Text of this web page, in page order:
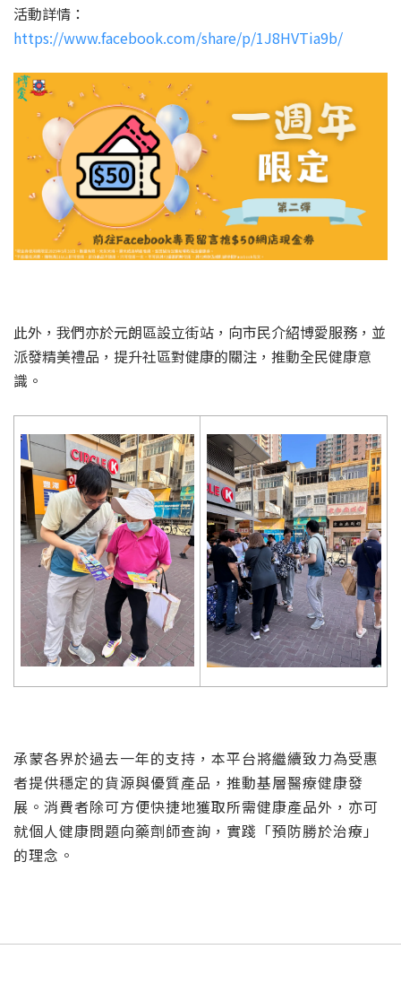
活動詳情：
https://www.facebook.com/share/p/1J8HVTia9b/
此外，我們亦於元朗區設立街站，向市民介紹博愛服務，並
派發精美禮品，提升社區對健康的關注，推動全民健康意
識。
承蒙各界於過去一年的支持，本平台將繼續致力為受惠
者提供穩定的貨源與優質產品，推動基層醫療健康發
展。消費者除可方便快捷地獲取所需健康產品外，亦可
就個人健康問題向藥劑師查詢，實踐「預防勝於治療」
的理念。